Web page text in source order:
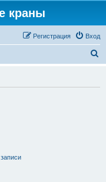
краны
Вход
Регистрация